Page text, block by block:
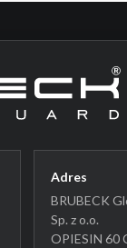
Adres
BRUBECK
Sp. z o.o.
OPIESIN 60